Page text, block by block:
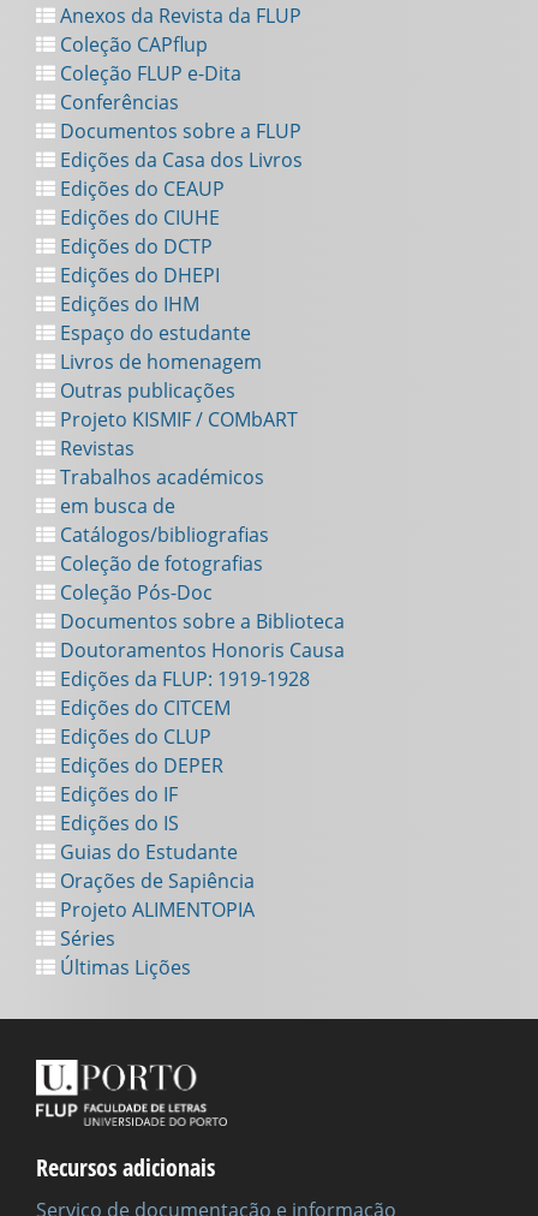
Anexos da Revista da FLUP
Coleção CAPflup
Coleção FLUP e-Dita
Conferências
Documentos sobre a FLUP
Edições da Casa dos Livros
Edições do CEAUP
Edições do CIUHE
Edições do DCTP
Edições do DHEPI
Edições do IHM
Espaço do estudante
Livros de homenagem
Outras publicações
Projeto KISMIF / COMbART
Revistas
Trabalhos académicos
em busca de
Catálogos/bibliografias
Coleção de fotografias
Coleção Pós-Doc
Documentos sobre a Biblioteca
Doutoramentos Honoris Causa
Edições da FLUP: 1919-1928
Edições do CITCEM
Edições do CLUP
Edições do DEPER
Edições do IF
Edições do IS
Guias do Estudante
Orações de Sapiência
Projeto ALIMENTOPIA
Séries
Últimas Lições
Recursos adicionais
Serviço de documentação e informação